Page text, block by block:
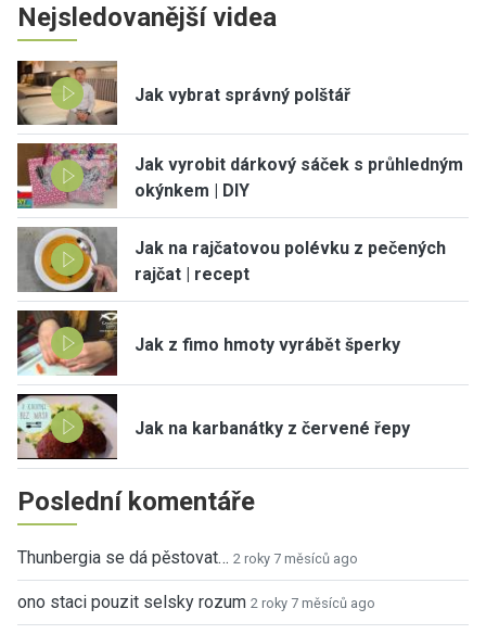
Nejsledovanější videa
Jak vybrat správný polštář
Jak vyrobit dárkový sáček s průhledným
okýnkem | DIY
Jak na rajčatovou polévku z pečených
rajčat | recept
Jak z fimo hmoty vyrábět šperky
Jak na karbanátky z červené řepy
Poslední komentáře
Thunbergia se dá pěstovat… 2 roky 7 měsíců ago
ono staci pouzit selsky rozum 2 roky 7 měsíců ago